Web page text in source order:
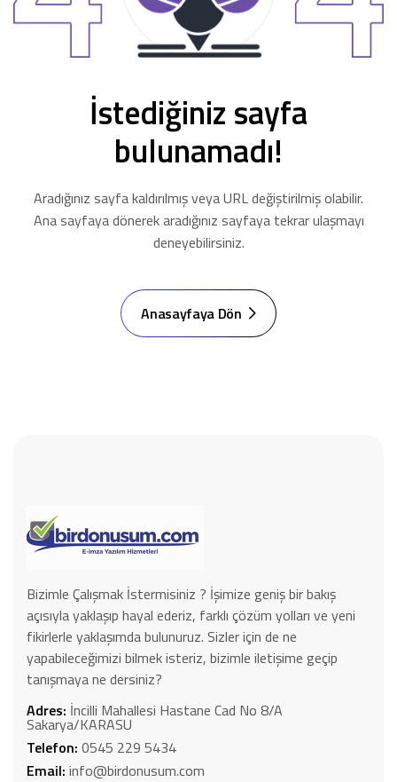
İstediğiniz sayfa
bulunamadı!
Aradığınız sayfa kaldırılmış veya URL değiştirilmiş olabilir.
Ana sayfaya dönerek aradığınız sayfaya tekrar ulaşmayı
deneyebilirsiniz.
Anasayfaya Dön
Bizimle Çalışmak İstermisiniz ? İşimize geniş bir bakış
açısıyla yaklaşıp hayal ederiz, farklı çözüm yolları ve yeni
fikirlerle yaklaşımda bulunuruz. Sizler için de ne
yapabileceğimizi bilmek isteriz, bizimle iletişime geçip
tanışmaya ne dersiniz?
Adres: İncilli Mahallesi Hastane Cad No 8/A
Sakarya/KARASU
Telefon: 0545 229 5434
Email: info@birdonusum.com